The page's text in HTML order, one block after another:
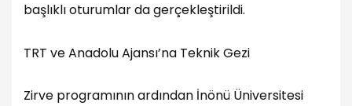
başlıklı oturumlar da gerçekleştirildi.
TRT ve Anadolu Ajansı’na Teknik Gezi
Zirve programının ardından İnönü Üniversitesi